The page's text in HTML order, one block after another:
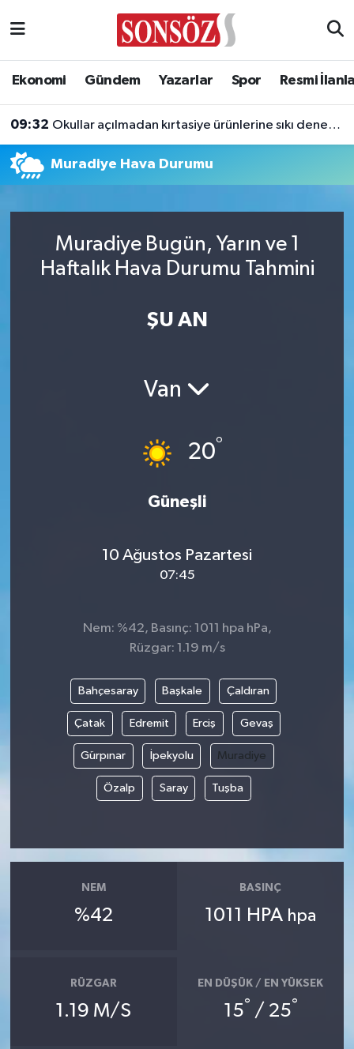
Ekonomi Gündem Yazarlar Spor Resmi
09:32 Okullar açılmadan kırtasiye ürünlerine sıkı denetim
Muradiye Hava Durumu
Muradiye Bugün, Yarın ve 1
Haftalık Hava Durumu Tahmini
ŞU AN
Van
20°
Güneşli
10 Ağustos Pazartesi
07:45
Nem: %42, Basınç: 1011 hpa hPa,
Rüzgar: 1.19 m/s
Bahçesaray Başkale Çaldıran
Çatak Edremit Erciş Gevaş
Gürpınar İpekyolu Muradiye
Özalp Saray Tuşba
NEM
%42
BASINÇ
1011 HPA hpa
RÜZGAR
1.19 M/S
EN DÜŞÜK / EN YÜKSEK
15° / 25°
Asayiş
Diğer
İlçe Haberleri
Kültür & Sanat
Magazin
Resmi İlanlar
Seri İlan
Siyaset
Sonsöz Özel
Ankara Nöbetçi Eczaneler
Tüm Manşetler